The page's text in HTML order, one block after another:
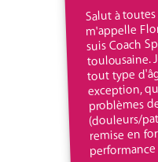
Salut à
m'appelle
suis Coach
toulousaine.
tout type
exception,
problèmes
(douleurs/
remise en